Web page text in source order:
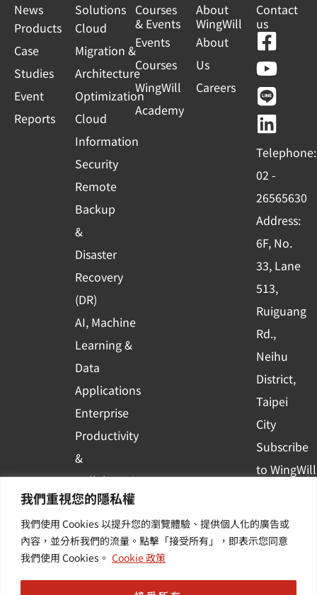
我們重視您的隱私權
我們使用 Cookies 以提升您的瀏覽體驗、提供個人化的廣告或
內容，並分析我們的流量。點擊「接受所有」，即表示您同意
我們使用 Cookies。 Cookie 政策
t
e
s
+
1
News
Products
Case
Studies
Event
Reports
Solutions
Cloud
Migration &
Architecture
Optimization
Cloud
Information
Security
Remote
Backup
&
Disaster
Recovery
(DR)
AI, Machine
Learning &
Data
Applications
Enterprise
Productivity
&
Collaboration
Container
Platform
Applications
Courses
& Events
Events
Courses
WingWill
Academy
About
WingWill
About
Us
Careers
Contact
us
F
a
c
e
b
o
o
k
-
s
q
u
a
r
e
Y
o
u
t
u
b
e
L
i
n
e
L
i
n
k
e
d
i
n
Telephone:
02 -
26565630
Address:
6F, No.
33, Lane
513,
Ruiguang
Rd.,
Neihu
District,
Taipei
City
Subscribe
to WingWill
event and